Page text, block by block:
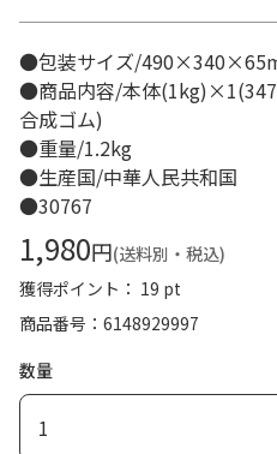
●包装サイズ/
●商品内容/本体
合成ゴム)
●重量/1.2kg
●生産国/中華人民共和国
●30767
1,980円(送料別・税込)
獲得ポイント： 19 pt
商品番号
6148929997
数量
1